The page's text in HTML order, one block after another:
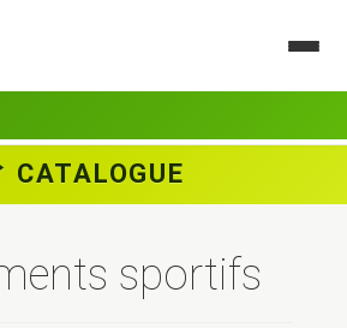
CATALOGUE
sportifs